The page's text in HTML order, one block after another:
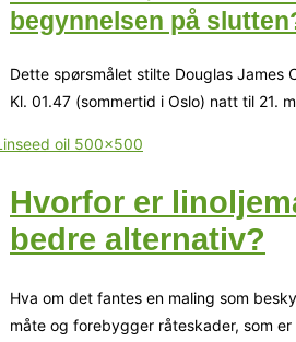
begynnelsen på
Dette spørsmålet stilte Douglas James
Kl. 01.47 (sommertid i Oslo) natt til 21.
Hvorfor er
bedre alternativ?
Hva om det fantes en maling som
måte og forebygger råteskader, som